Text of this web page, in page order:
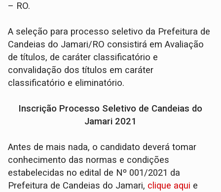
– RO.
A seleção para processo seletivo da Prefeitura de
Candeias do Jamari/RO consistirá em Avaliação
de títulos, de caráter classificatório e
convalidação dos títulos em caráter
classificatório e eliminatório.
Inscrição Processo Seletivo de Candeias do
Jamari 2021
Antes de mais nada, o candidato deverá tomar
conhecimento das normas e condições
estabelecidas no edital de Nº 001/2021 da
Prefeitura de Candeias do Jamari, clique aqui e